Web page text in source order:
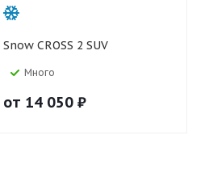
Snow CROSS 2 SUV
Много
от 14 050 ₽